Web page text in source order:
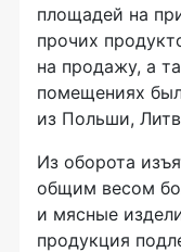
площадей на
прочих
на продажу, а
помещениях
из Польши,
Из оборота
общим весом
и мясные
продукция